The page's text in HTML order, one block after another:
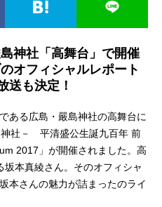
神社「高舞台」で開催
オフィシャルレポート
送も決定！
ある広島・嚴島神社の高舞台に
社－ 平清盛公生誕九百年 前
2017」が開催されました。高
本真綾さん。そのオフィシャ
本さんの魅力が詰まったのライ